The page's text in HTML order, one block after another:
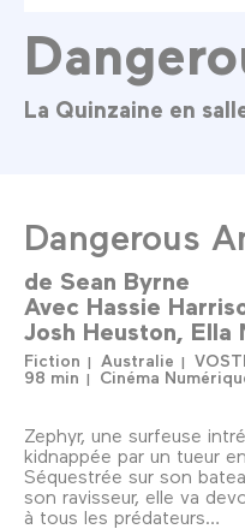
La Quinzaine en
Dangerous
de Sean Byrne
Avec Hassie
Josh Heuston Ella
Fiction Australie
98 min
Cinéma
Zephyr, une surfeuse
kidnappée par un tueur
Séquestrée sur son
son ravisseur, elle va
à tous les prédateurs…